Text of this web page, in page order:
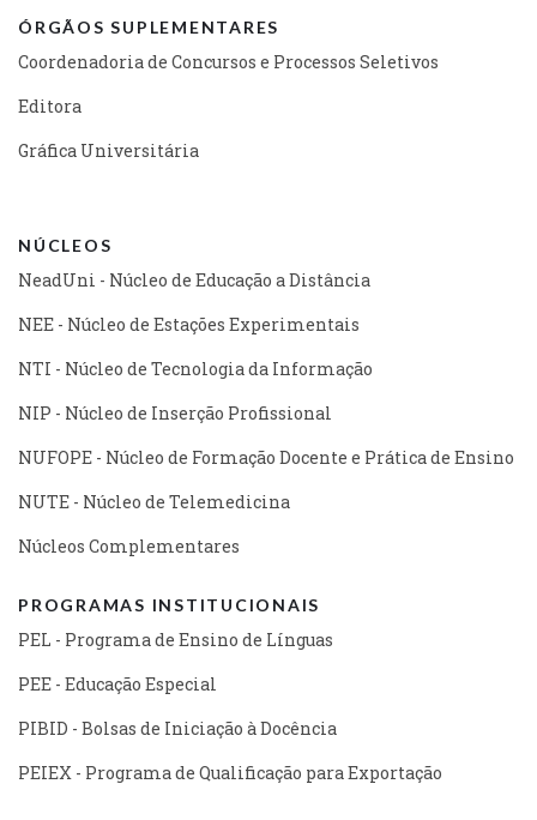
ÓRGÃOS SUPLEMENTARES
Coordenadoria de Concursos e Processos Seletivos
Editora
Gráfica Universitária
NÚCLEOS
NeadUni - Núcleo de Educação a Distância
NEE - Núcleo de Estações Experimentais
NTI - Núcleo de Tecnologia da Informação
NIP - Núcleo de Inserção Profissional
NUFOPE - Núcleo de Formação Docente e Prática de Ensino
NUTE - Núcleo de Telemedicina
Núcleos Complementares
PROGRAMAS INSTITUCIONAIS
PEL - Programa de Ensino de Línguas
PEE - Educação Especial
PIBID - Bolsas de Iniciação à Docência
PEIEX - Programa de Qualificação para Exportação